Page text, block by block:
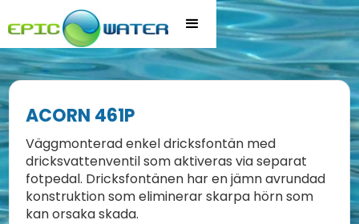
ACORN 461P
Väggmonterad enkel dricksfontän med
dricksvattenventil som aktiveras via separat
fotpedal. Dricksfontänen har en jämn avrundad
konstruktion som eliminerar skarpa hörn som
kan orsaka skada.